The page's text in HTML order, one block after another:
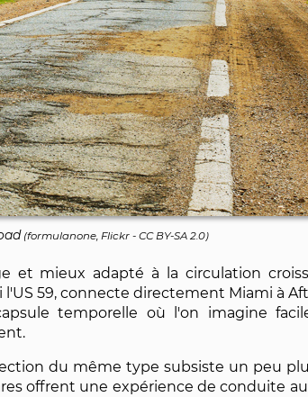
(formulanone, Flickr - CC BY-SA 2.0)
et mieux adapté à la circulation
59, connecte directement Miami à
temporelle où l'on imagine
du même type subsiste un peu
offrent une expérience de conduite